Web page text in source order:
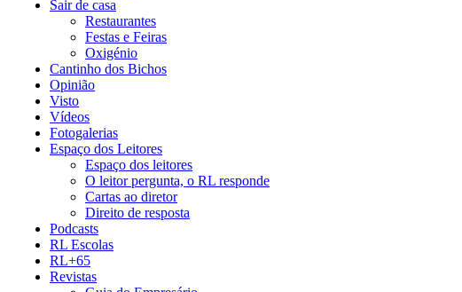
Sair de casa
Restaurantes
Festas e Feiras
Oxigénio
Cantinho dos Bichos
Opinião
Visto
Vídeos
Fotogalerias
Espaço dos Leitores
Espaço dos leitores
O leitor pergunta, o RL responde
Cartas ao diretor
Direito de resposta
Podcasts
RL Escolas
RL+65
Revistas